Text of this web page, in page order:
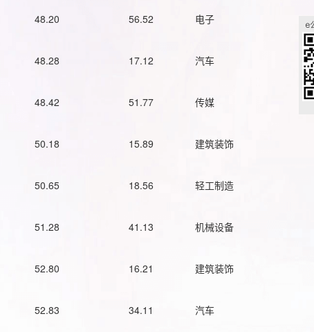
48.20 56.52 电子
48.28 17.12 汽车
48.42 51.77 传媒
50.18 15.89 建筑装饰
50.65 18.56 轻工制造
51.28 41.13 机械设备
52.80 16.21 建筑装饰
52.83 34.11 汽车